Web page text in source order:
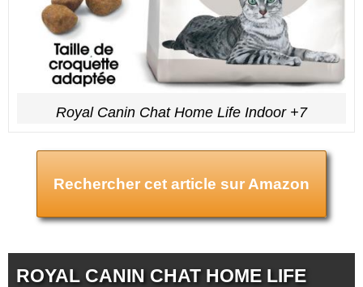
Royal Canin Chat Home Life Indoor +7
Rechercher cet article sur Amazon
ROYAL CANIN CHAT HOME LIFE